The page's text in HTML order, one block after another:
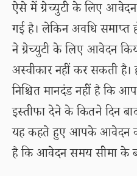
ऐसे में ग्रेच्युटी के लिए
गई है। लेकिन अवधि समाप्त
ने ग्रेच्युटी के लिए आवेदन
अस्वीकार नहीं कर सकती है।
निश्चित मानदंड नहीं है कि
इस्तीफा देने के कितने दिन
यह कहते हुए आपके आवेदन
है कि आवेदन समय सीमा के